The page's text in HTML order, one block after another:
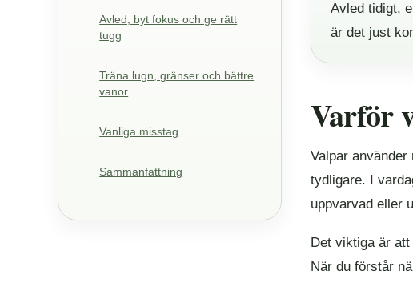
Avled, byt fokus och ge rätt
tugg
Träna lugn, gränser och bättre
vanor
Vanliga misstag
Sammanfattning
Avled tidigt,
är det just
Varför
Valpar
tydligare. I
uppvarvad eller
Det viktiga är
När du förstår